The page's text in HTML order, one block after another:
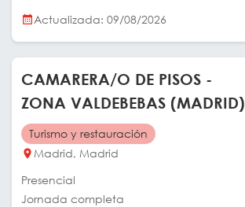
Actualizada: 09/08/2026
CAMARERA/O DE PISOS -
ZONA VALDEBEBAS (MADRID)
Turismo y restauración
Madrid, Madrid
Presencial
Jornada completa